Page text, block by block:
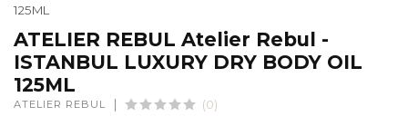
125ML
ATELIER REBUL Atelier Rebul -
ISTANBUL LUXURY DRY BODY OIL
125ML
ATELIER REBUL (0)